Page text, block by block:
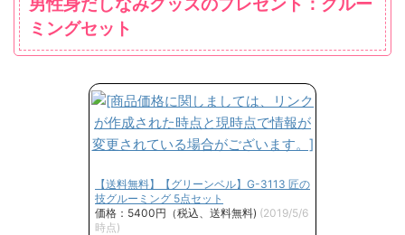
男性身だしなみグッズのプレゼント：グルー
ミングセット
【送料無料】【グリーンベル】G-3113 匠の
技グルーミング 5点セット
価格：5400円（税込、送料無料) (2019/5/6
時点)